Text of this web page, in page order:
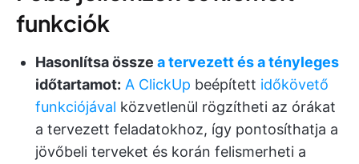
funkciók
Hasonlítsa össze a tervezett és a tényleges
időtartamot: A ClickUp beépített időkövető
funkciójával közvetlenül rögzítheti az órákat
a tervezett feladatokhoz, így pontosíthatja a
jövőbeli terveket és korán felismerheti a